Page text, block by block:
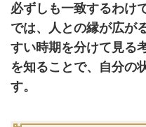
必ずしも一致するわけ
では、人との縁が広が
すい時期を分けて見る
を知ることで、自分の
す。